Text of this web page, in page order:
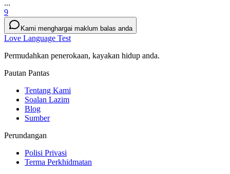
...
9
Kami menghargai maklum balas anda
Love Language Test
Permudahkan penerokaan, kayakan hidup anda.
Pautan Pantas
Tentang Kami
Soalan Lazim
Blog
Sumber
Perundangan
Polisi Privasi
Terma Perkhidmatan